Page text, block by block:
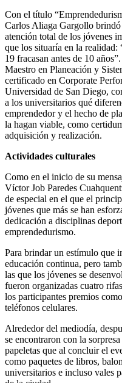
Con el título
Carlos Aliaga Gargollo
atención total de los jóvenes
que los situaría en la realidad:
19 fracasan antes de 10
Maestro en Planeación y
certificado en Corporate
Universidad de San Diego,
a los universitarios qué
emprendedor y el hecho de
la hagan viable, como
adquisición y realización.
Actividades culturales
Como en el inicio de su
Víctor Job Paredes
de especial en el que el
jóvenes que más se han
dedicación a disciplinas
emprendedurismo.
Para brindar un estímulo que
educación continua, pero
las que los jóvenes se
fueron organizadas cuatro
los participantes premios
teléfonos celulares.
Alrededor del mediodía,
se encontraron con la
papeletas que al concluir el
como paquetes de libros,
universitarios e incluso vales